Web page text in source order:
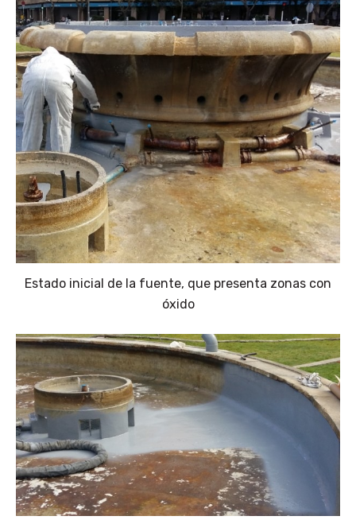
Estado inicial de la fuente, que presenta zonas con
óxido